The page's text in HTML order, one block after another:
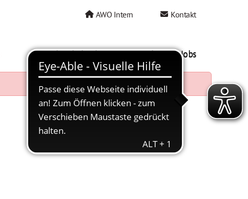
AWO Intern Kontakt
AWO als Arbeitgeber Mein AWO Jobs